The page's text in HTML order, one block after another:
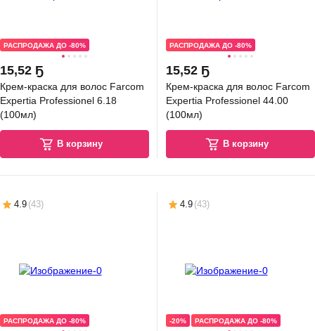
РАСПРОДАЖА ДО -80%
15,52 Ҕ
Крем-краска для волос Farcom
Expertia Professionel 6.18
(100мл)
В корзину
РАСПРОДАЖА ДО -80%
15,52 Ҕ
Крем-краска для волос Farcom
Expertia Professionel 44.00
(100мл)
В корзину
4.9 (43)
РАСПРОДАЖА ДО -80%
4.9 (43)
-20% РАСПРОДАЖА ДО -80%